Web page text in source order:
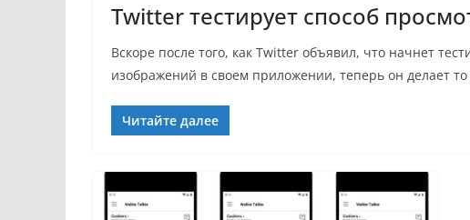
Twitter тестирует способ
Вскоре после того, как Twitter объявил, что начнет
изображений в своем приложении, теперь он делает
Читайте далее